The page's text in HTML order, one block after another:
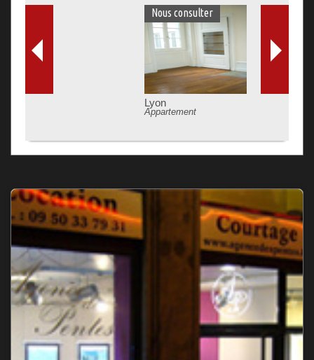
Nous consulter
Appartement